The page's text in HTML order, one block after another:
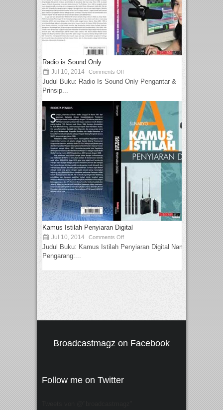
Radio is Sound Only
Jul 10, 2014 Comments Off
Judul Buku: Radio Is Sound Only Pengantar &
Prinsip...
Kamus Istilah Penyiaran Digital
Jul 10, 2014 Comments Off
Judul Buku: Kamus Istilah Penyiaran Digital Nama
Pengarang:...
Broadcastmagz on Facebook
Follow me on Twitter